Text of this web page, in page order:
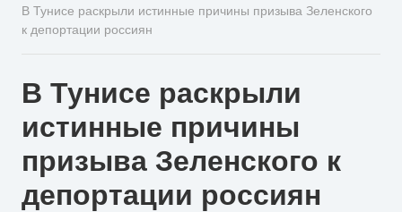
В Тунисе раскрыли истинные причины призыва Зеленского
к депортации россиян
В Тунисе раскрыли
истинные причины
призыва Зеленского к
депортации россиян